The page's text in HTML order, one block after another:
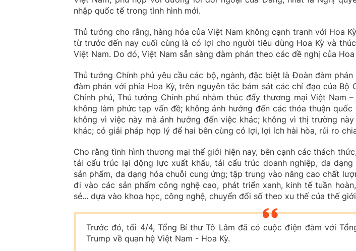
nhập quốc tế trong tình hình mới.
Thủ tướng cho rằng, hàng hóa của Việt Nam không cạnh tranh với Hoa
từ trước đến nay cuối cùng là có lợi cho người tiêu dùng Hoa Kỳ và
Việt Nam. Do đó, Việt Nam sẵn sàng đàm phán theo các đề nghị của Hoa
Thủ tướng Chính phủ yêu cầu các bộ, ngành, đặc biệt là Đoàn đàm
đàm phán với phía Hoa Kỳ, trên nguyên tắc bám sát các chỉ đạo của Bộ
Chính phủ, Thủ tướng Chính phủ nhằm thúc đẩy thương mại Việt Nam
không làm phức tạp vấn đề; không ảnh hưởng đến các thỏa thuận
không vì việc này mà ảnh hưởng đến việc khác; không vì thị trường
khác; có giải pháp hợp lý để hai bên cùng có lợi, lợi ích hài hòa, rủi ro
Cho rằng tình hình thương mại thế giới hiện nay, bên cạnh các thách
tái cấu trúc lại động lực xuất khẩu, tái cấu trúc doanh nghiệp, đa
sản phẩm, đa dạng hóa chuỗi cung ứng; tập trung vào nâng cao chất
đi vào các sản phẩm công nghệ cao, phát triển xanh, kinh tế tuần
sẻ... dựa vào khoa học, công nghệ, chuyển đổi số theo xu thế của thế
Trước đó, tối 4/4, Tổng Bí thư Tô Lâm đã có cuộc điện đàm với
Trump về quan hệ Việt Nam - Hoa Kỳ.